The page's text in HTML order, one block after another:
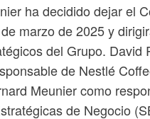
ha decidido dejar el
marzo de 2025 y
del Grupo. David
de Nestlé
Meunier como
de Negocio